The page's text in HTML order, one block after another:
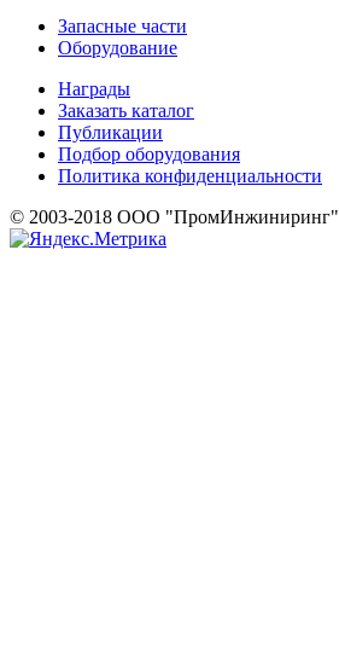
Запасные части
Оборудование
Награды
Заказать каталог
Публикации
Подбор оборудования
Политика конфиденциальности
© 2003-2018 ООО "ПромИнжиниринг"